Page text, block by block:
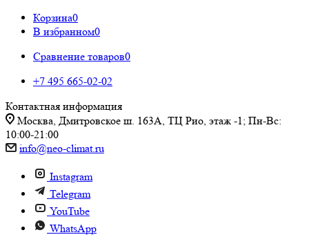
Корзина0
В избранном0
Сравнение товаров0
+7 495 665-02-02
Контактная информация
Москва, Дмитровское ш. 163А, ТЦ Рио, этаж -1; Пн-Вс:
10:00-21:00
info@neo-climat.ru
Instagram
Telegram
YouTube
WhatsApp